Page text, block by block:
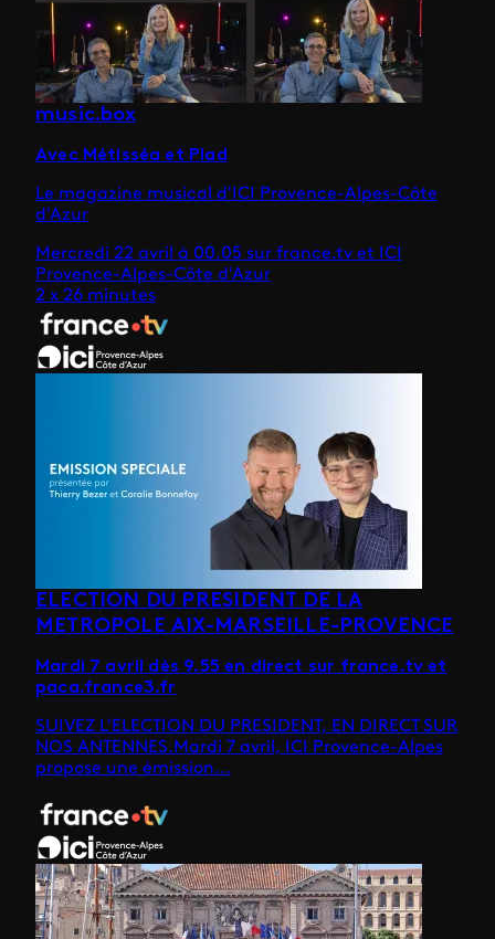
music.box
Avec Métisséa et Plad
Le magazine musical d'ICI Provence-Alpes-Côte
d'Azur
Mercredi 22 avril à 00.05 sur france.tv et ICI
Provence-Alpes-Côte d'Azur
2 x 26 minutes
ELECTION DU PRESIDENT DE LA
METROPOLE AIX-MARSEILLE-PROVENCE
Mardi 7 avril dès 9.55 en direct sur france.tv et
paca.france3.fr
SUIVEZ L'ELECTION DU PRESIDENT, EN DIRECT SUR
NOS ANTENNES.Mardi 7 avril, ICI Provence-Alpes
propose une émission...